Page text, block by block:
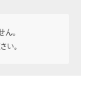
。
い。